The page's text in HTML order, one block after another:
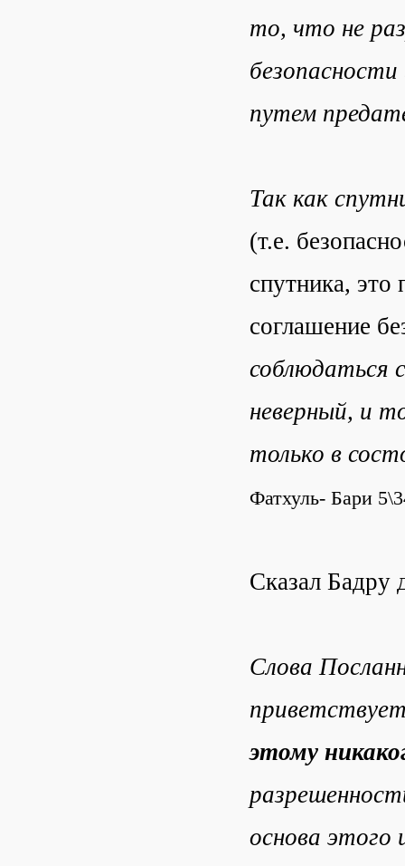
то, что не
путем
Так как
(т.е.
спутника, это
соглашение
соблюдаться
неверный, и
только в
Фатхуль- Бари
Сказал Бадру
Слова
этому
основа